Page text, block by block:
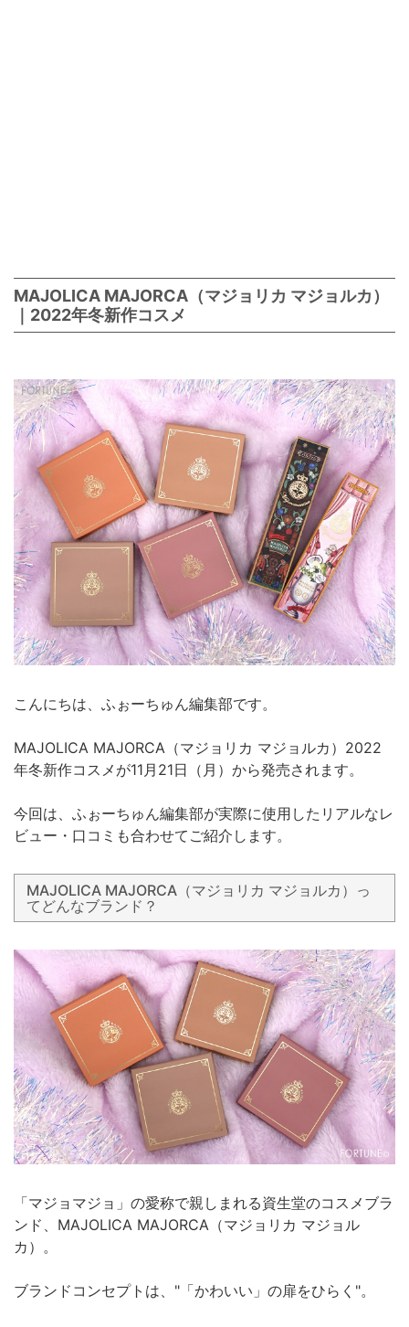
MAJOLICA MAJORCA（マジョリカ マジョルカ）
｜2022年冬新作コスメ
こんにちは、ふぉーちゅん編集部です。
MAJOLICA MAJORCA（マジョリカ マジョルカ）2022
年冬新作コスメが11月21日（月）から発売されます。
今回は、ふぉーちゅん編集部が実際に使用したリアルなレ
ビュー・口コミも合わせてご紹介します。
MAJOLICA MAJORCA（マジョリカ マジョルカ）っ
てどんなブランド？
「マジョマジョ」の愛称で親しまれる資生堂のコスメブラ
ンド、MAJOLICA MAJORCA（マジョリカ マジョル
カ）。
ブランドコンセプトは、"「かわいい」の扉をひらく"。